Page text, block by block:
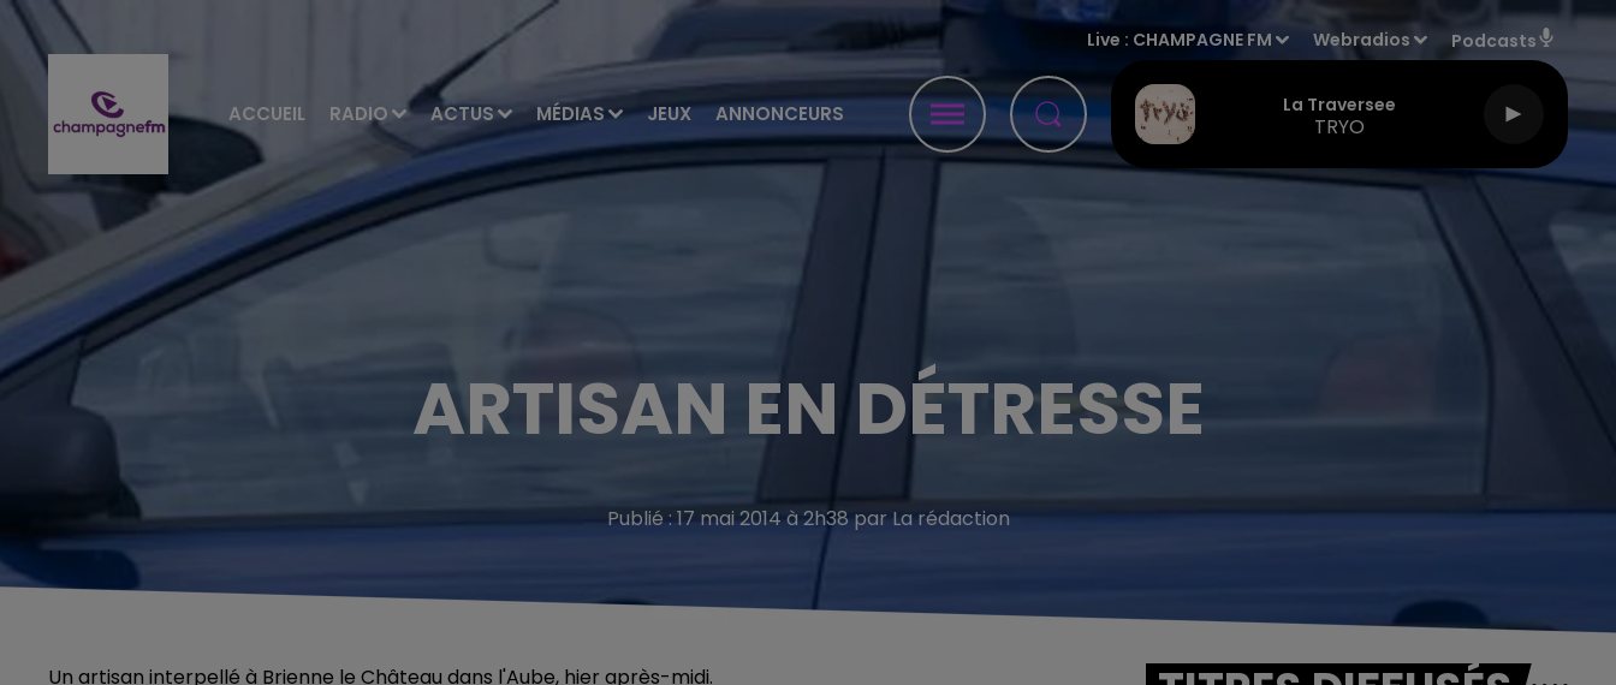
ACCUEIL RADIO ACTUS MÉDIAS JEUX ANNONCEURS
Live : CHAMPAGNE FM Webradios Podcasts
La Traversee
TRYO
ARTISAN EN DÉTRESSE
Publié : 17 mai 2014 à 2h38 par La rédaction
Un artisan interpellé à Brienne le Château dans l'Aube, hier après-midi.